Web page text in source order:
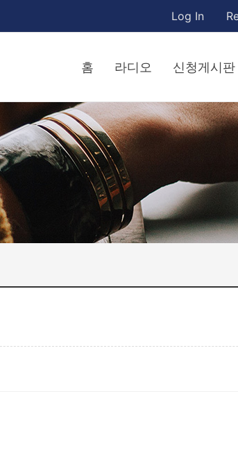
Log In
홈 라디오 신청게시판